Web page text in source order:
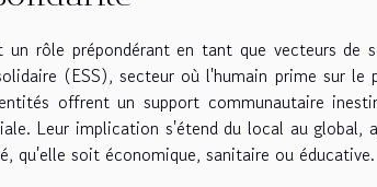
rôle prépondérant en tant que vecteurs de
(ESS), secteur où l'humain prime sur le
offrent un support communautaire
Leur implication s'étend du local au global,
qu'elle soit économique, sanitaire ou éducative.